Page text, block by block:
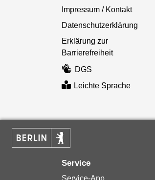
Impressum / Kontakt
Datenschutzerklärung
Erklärung zur
Barrierefreiheit
DGS
Leichte Sprache
Service
Service-App